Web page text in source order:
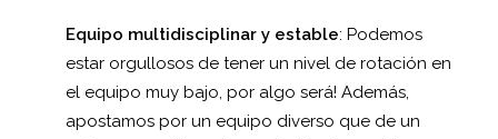
Equipo multidisciplinar y estable: Podemos
estar orgullosos de tener un nivel de rotación en
el equipo muy bajo, por algo será! Además,
apostamos por un equipo diverso que de un